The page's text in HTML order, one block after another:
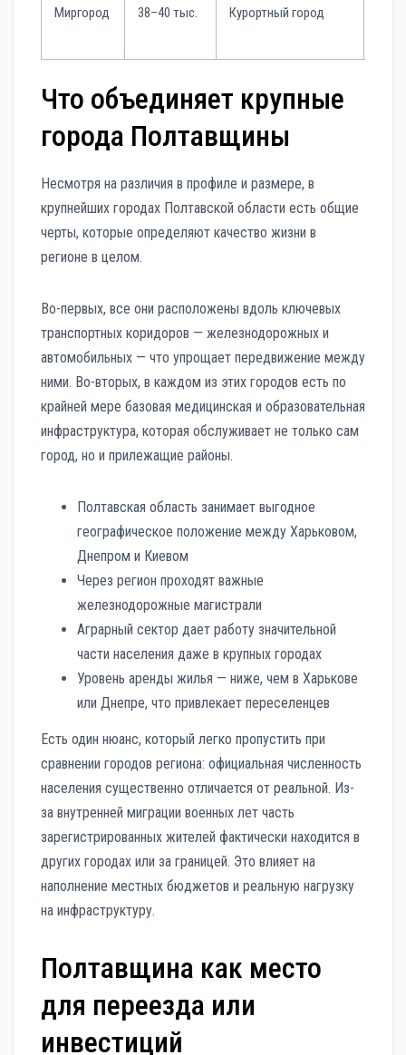
Миргород 38–40 тыс. Курортный город
Что объединяет крупные
города Полтавщины
Несмотря на различия в профиле и размере, в
крупнейших городах Полтавской области есть общие
черты, которые определяют качество жизни в
регионе в целом.
Во-первых, все они расположены вдоль ключевых
транспортных коридоров — железнодорожных и
автомобильных — что упрощает передвижение между
ними. Во-вторых, в каждом из этих городов есть по
крайней мере базовая медицинская и образовательная
инфраструктура, которая обслуживает не только сам
город, но и прилежащие районы.
Полтавская область занимает выгодное
географическое положение между Харьковом,
Днепром и Киевом
Через регион проходят важные
железнодорожные магистрали
Аграрный сектор дает работу значительной
части населения даже в крупных городах
Уровень аренды жилья — ниже, чем в Харькове
или Днепре, что привлекает переселенцев
Есть один нюанс, который легко пропустить при
сравнении городов региона: официальная численность
населения существенно отличается от реальной. Из-
за внутренней миграции военных лет часть
зарегистрированных жителей фактически находится в
других городах или за границей. Это влияет на
наполнение местных бюджетов и реальную нагрузку
на инфраструктуру.
Полтавщина как место
для переезда или
инвестиций